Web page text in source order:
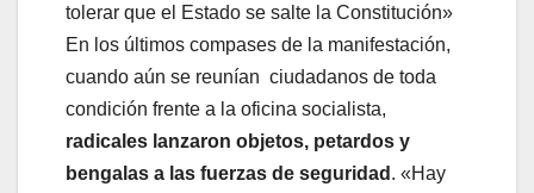
tolerar que el Estado se salte la Constitución»
En los últimos compases de la manifestación,
cuando aún se reunían ciudadanos de toda
condición frente a la oficina socialista,
radicales lanzaron objetos, petardos y
bengalas a las fuerzas de seguridad . «Hay